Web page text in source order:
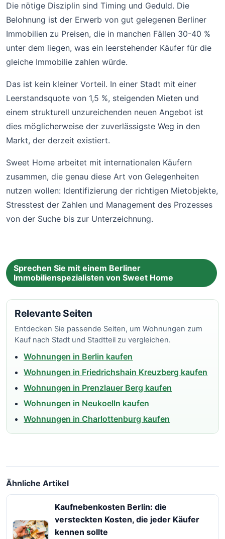
Die nötige Disziplin sind Timing und Geduld. Die
Belohnung ist der Erwerb von gut gelegenen Berliner
Immobilien zu Preisen, die in manchen Fällen 30-40 %
unter dem liegen, was ein leerstehender Käufer für die
gleiche Immobilie zahlen würde.
Das ist kein kleiner Vorteil. In einer Stadt mit einer
Leerstandsquote von 1,5 %, steigenden Mieten und
einem strukturell unzureichenden neuen Angebot ist
dies möglicherweise der zuverlässigste Weg in den
Markt, der derzeit existiert.
Sweet Home arbeitet mit internationalen Käufern
zusammen, die genau diese Art von Gelegenheiten
nutzen wollen: Identifizierung der richtigen Mietobjekte,
Stresstest der Zahlen und Management des Prozesses
von der Suche bis zur Unterzeichnung.
Sprechen Sie mit einem Berliner
Immobilienspezialisten von Sweet Home
Relevante Seiten
Entdecken Sie passende Seiten, um Wohnungen zum
Kauf nach Stadt und Stadtteil zu vergleichen.
Wohnungen in Berlin kaufen
Wohnungen in Friedrichshain Kreuzberg kaufen
Wohnungen in Prenzlauer Berg kaufen
Wohnungen in Neukoelln kaufen
Wohnungen in Charlottenburg kaufen
Ähnliche Artikel
Kaufnebenkosten Berlin: die
versteckten Kosten, die jeder Käufer
kennen sollte